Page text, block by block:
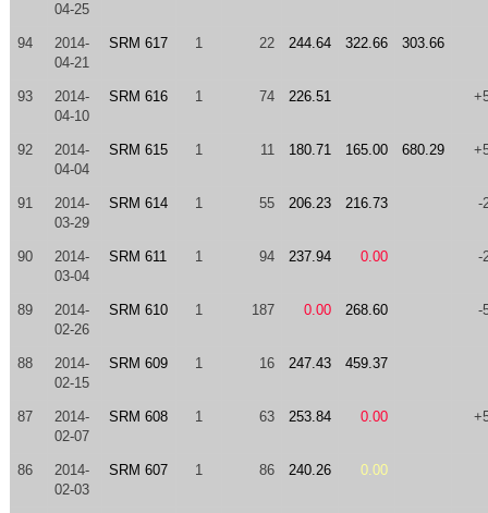
04-25
94
2014-
04-21
SRM 617 1 22 244.64 322.66 303.66
93
2014-
04-10
SRM 616 1 74 226.51
92
2014-
04-04
SRM 615 1 11 180.71 165.00 680.29
91
2014-
03-29
SRM 614 1 55 206.23 216.73 -
90
2014-
03-04
SRM 611 1 94 237.94 0.00 -
89
2014-
02-26
SRM 610 1 187 0.00 268.60 -
88
2014-
02-15
SRM 609 1 16 247.43 459.37
87
2014-
02-07
SRM 608 1 63 253.84 0.00
86
2014-
02-03
SRM 607 1 86 240.26 0.00